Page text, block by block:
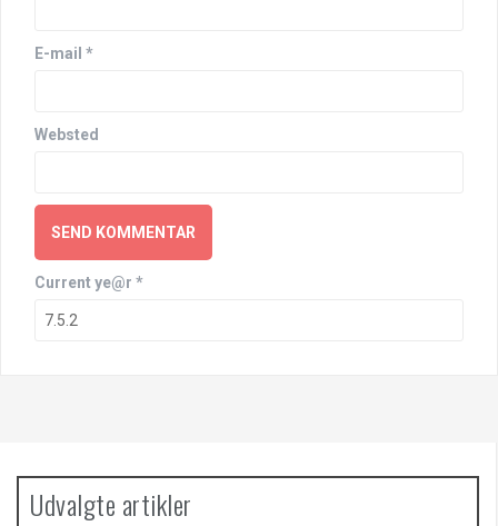
E-mail *
Websted
Current ye@r *
Udvalgte artikler